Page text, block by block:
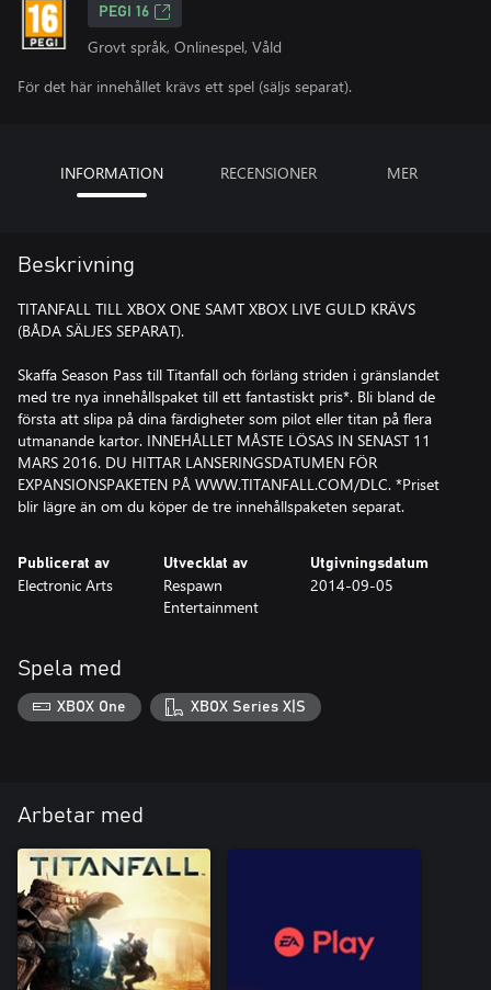
PEGI 16
Grovt språk, Onlinespel, Våld
För det här innehållet krävs ett spel (säljs separat).
INFORMATION RECENSIONER MER
Beskrivning
TITANFALL TILL XBOX ONE SAMT XBOX LIVE GULD KRÄVS
(BÅDA SÄLJES SEPARAT).
Skaffa Season Pass till Titanfall och förläng striden i gränslandet
med tre nya innehållspaket till ett fantastiskt pris*. Bli bland de
första att slipa på dina färdigheter som pilot eller titan på flera
utmanande kartor. INNEHÅLLET MÅSTE LÖSAS IN SENAST 11
MARS 2016. DU HITTAR LANSERINGSDATUMEN FÖR
EXPANSIONSPAKETEN PÅ WWW.TITANFALL.COM/DLC. *Priset
blir lägre än om du köper de tre innehållspaketen separat.
Publicerat av
Electronic Arts
Utvecklat av
Respawn
Entertainment
Utgivningsdatum
2014-09-05
Spela med
XBOX One XBOX Series X|S
Arbetar med